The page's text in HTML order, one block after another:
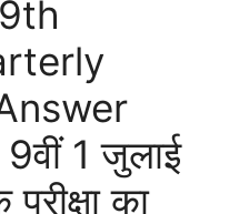
9वीं 1 जुलाई
का